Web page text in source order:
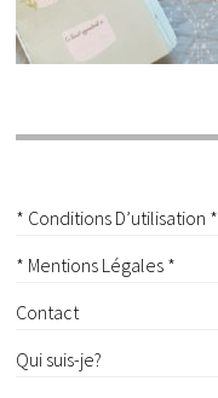
* Conditions D’utilisation *
* Mentions Légales *
Contact
Qui suis-je?